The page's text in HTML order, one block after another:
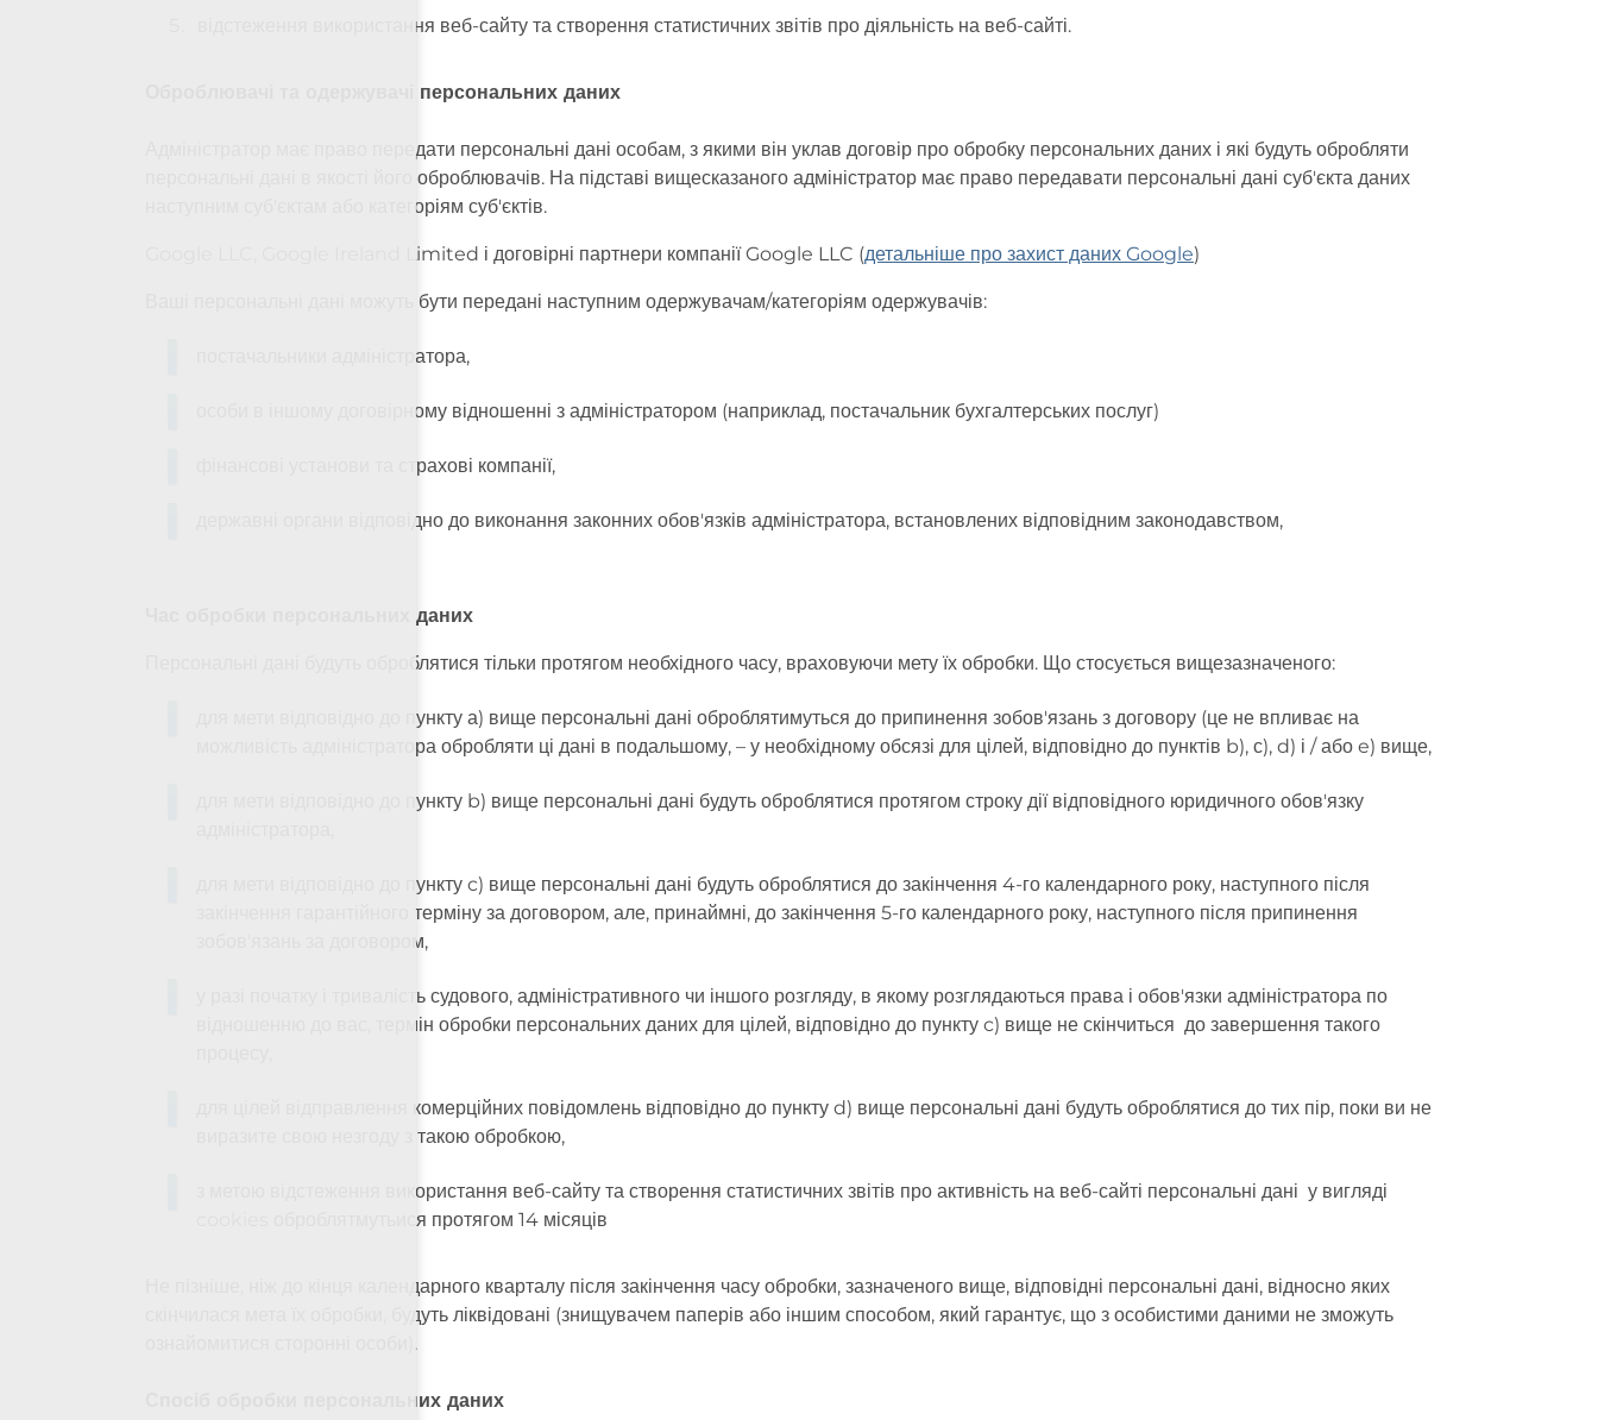
відстеження використання веб-сайту та створення статистичних звітів про діяльність на веб-сайті.
Оброблювачі та одержувачі персональних даних
Адміністратор має право передати персональні дані особам, з якими він уклав договір про обробку персональних даних і які будуть обробляти
персональні дані в якості його оброблювачів. На підставі вищесказаного адміністратор має право передавати персональні дані суб'єкта даних
наступним суб'єктам або категоріям суб'єктів.
Google LLC, Google Ireland Limited і договірні партнери компанії Google LLC (детальніше про захист даних Google)
Ваші персональні дані можуть бути передані наступним одержувачам/категоріям одержувачів:
постачальники адміністратора,
особи в іншому договірному відношенні з адміністратором (наприклад, постачальник бухгалтерських послуг)
фінансові установи та страхові компанії,
державні органи відповідно до виконання законних обов'язків адміністратора, встановлених відповідним законодавством,
Час обробки персональних даних
Персональні дані будуть оброблятися тільки протягом необхідного часу, враховуючи мету їх обробки. Що стосується вищезазначеного:
для мети відповідно до пункту а) вище персональні дані оброблятимуться до припинення зобов'язань з договору (це не впливає на
можливість адміністратора обробляти ці дані в подальшому, – у необхідному обсязі для цілей, відповідно до пунктів b), с), d) і / або e) вище,
для мети відповідно до пункту b) вище персональні дані будуть оброблятися протягом строку дії відповідного юридичного обов'язку
для мети відповідно до пункту c) вище персональні дані будуть оброблятися до закінчення 4-го календарного року, наступного після
закінчення гарантійного терміну за договором, але, принаймні, до закінчення 5-го календарного року, наступного після припинення
зобов'язань за договором,
у разі початку і тривалість судового, адміністративного чи іншого розгляду, в якому розглядаються права і обов'язки адміністратора по
відношенню до вас, термін обробки персональних даних для цілей, відповідно до пункту c) вище не скінчиться до завершення такого
для цілей відправлення комерційних повідомлень відповідно до пункту d) вище персональні дані будуть оброблятися до тих пір, поки ви не
виразите свою незгоду з такою обробкою,
з метою відстеження використання веб-сайту та створення статистичних звітів про активність на веб-сайті персональні дані у вигляді
cookies оброблятмутьися протягом 14 місяців
Не пізніше, ніж до кінця календарного кварталу після закінчення часу обробки, зазначеного вище, відповідні персональні дані, відносно яких
скінчилася мета їх обробки, будуть ліквідовані (знищувачем паперів або іншим способом, який гарантує, що з особистими даними не зможуть
ознайомитися сторонні особи).
Спосіб обробки персональних даних